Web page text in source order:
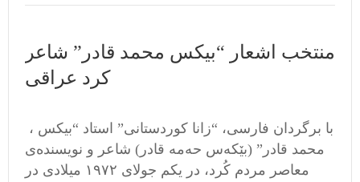
منتخب اشعار “بیکس محمد قادر” شاعر
کرد عراقی
، با برگردان فارسی، “زانا کوردستانی” استاد “بیکس
محمد قادر” (بێکەس حەمە قادر) شاعر و نویسنده‌ی
معاصر مردم کُرد، در یکم جولای ۱۹۷۲ میلادی در